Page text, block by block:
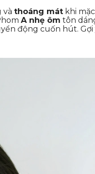
và thoáng mát khi
A nhẹ ôm tôn
động cuốn hút. Gợi